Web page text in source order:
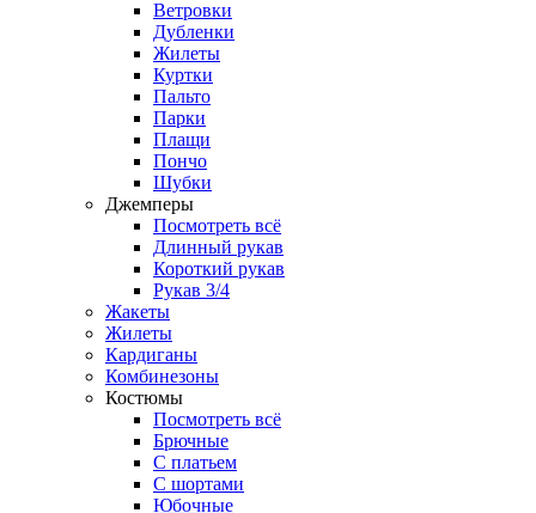
Ветровки
Дубленки
Жилеты
Куртки
Пальто
Парки
Плащи
Пончо
Шубки
Джемперы
Посмотреть всё
Длинный рукав
Короткий рукав
Рукав 3/4
Жакеты
Жилеты
Кардиганы
Комбинезоны
Костюмы
Посмотреть всё
Брючные
С платьем
С шортами
Юбочные